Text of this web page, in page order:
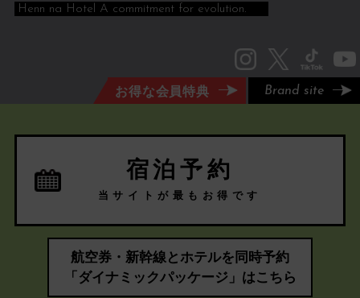
Henn na Hotel A commitment for evolution.
お得な会員特典 Brand site
宿泊予約
当サイトが最もお得です
航空券・新幹線とホテルを同時予約
「ダイナミックパッケージ」はこちら